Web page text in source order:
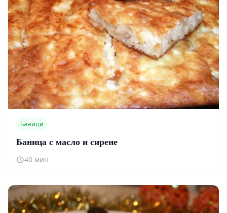
Баници
Баница с масло и сирене
40 мин